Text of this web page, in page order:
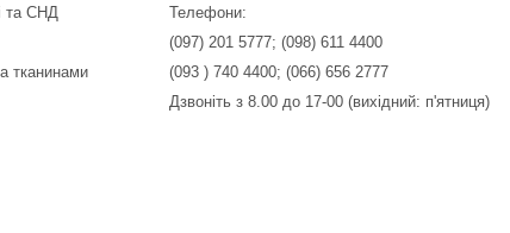
та СНД
тканинами
Телефони:
(097) 201 5777; (098) 611 4400
(093 ) 740 4400; (066) 656 2777
Дзвоніть з 8.00 до 17-00 (вихідний: п'ятниця)